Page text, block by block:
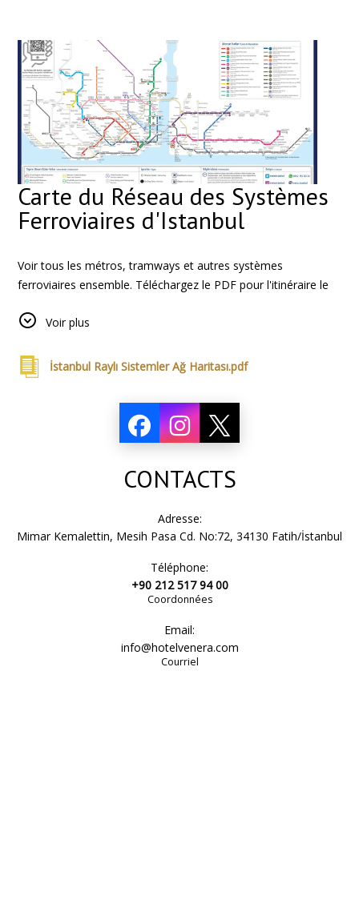
Carte du Réseau des Systèmes
Ferroviaires d'Istanbul
Voir tous les métros, tramways et autres systèmes
ferroviaires ensemble. Téléchargez le PDF pour l'itinéraire le
Voir plus
İstanbul Raylı Sistemler Ağ Haritası.pdf
CONTACTS
Adresse:
Mimar Kemalettin, Mesih Pasa Cd. No:72, 34130 Fatih/İstanbul
Téléphone:
+90 212 517 94 00
Coordonnées
Email:
info@hotelvenera.com
Courriel